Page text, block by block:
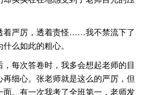
严厉，透着责怪……我不禁流下了
么如此的粗心。
每次答卷时，我多会想起老师的目
再细心。张老师就是这么的严厉，但
面。有一次我考了全班第一，老师发